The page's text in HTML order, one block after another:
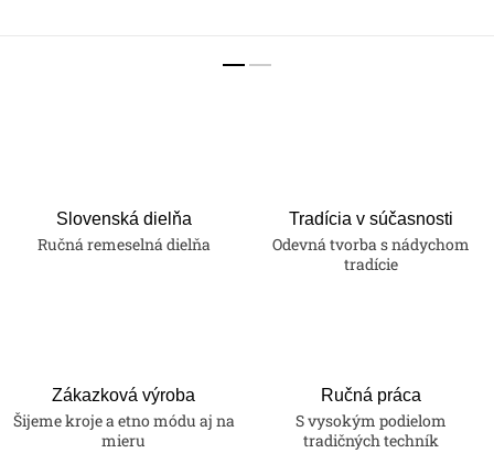
Slovenská dielňa
Ručná remeselná dielňa
Tradícia v súčasnosti
Odevná tvorba s nádychom
tradície
Zákazková výroba
Šijeme kroje a etno módu aj na
mieru
Ručná práca
S vysokým podielom
tradičných techník